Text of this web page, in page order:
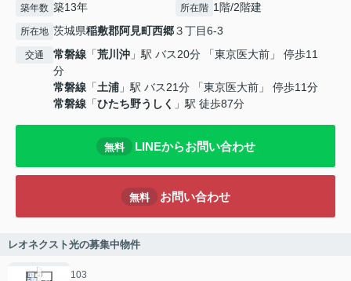
築年数 築13年 所在階 1階/2階建
所在地 茨城県稲敷郡阿見町西郷３丁目6-3
交通 常磐線 「荒川沖 」駅 バス20分 「東京医大前」 停歩11
分
常磐線 「土浦 」駅 バス21分 「東京医大前」 停歩11分
常磐線 「ひたち野うしく 」駅 徒歩87分
無料 LINEからお問い合わせ
無料 お問い合わせ
レオネクスト光の募集中物件
103